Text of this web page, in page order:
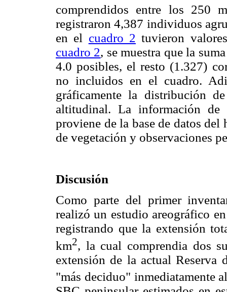
comprendidos entre los 250
registraron 4,387 individuos
en el cuadro 2 tuvieron
cuadro 2, se muestra que la
4.0 posibles, el resto (1.327)
no incluidos en el cuadro.
gráficamente la distribución
altitudinal. La información de
proviene de la base de datos
de vegetación y observaciones
Discusión
Como parte del primer
realizó un estudio areográfico
registrando que la extensión
km2, la cual comprendia dos
extensión de la actual
"más deciduo" inmediatamente